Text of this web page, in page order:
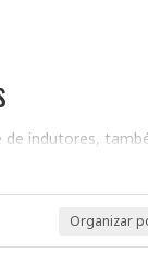
indutores,
Organizar